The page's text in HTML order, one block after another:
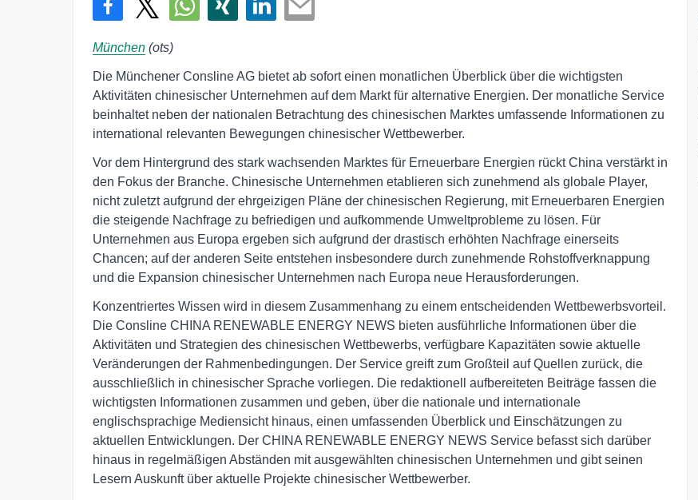
München (ots)
Die Münchener Consline AG bietet ab sofort einen monatlichen Überblick über die wichtigsten
Aktivitäten chinesischer Unternehmen auf dem Markt für alternative Energien. Der monatliche Service
beinhaltet neben der nationalen Betrachtung des chinesischen Marktes umfassende Informationen zu
international relevanten Bewegungen chinesischer Wettbewerber.
Vor dem Hintergrund des stark wachsenden Marktes für Erneuerbare Energien rückt China verstärkt in
den Fokus der Branche. Chinesische Unternehmen etablieren sich zunehmend als globale Player,
nicht zuletzt aufgrund der ehrgeizigen Pläne der chinesischen Regierung, mit Erneuerbaren Energien
die steigende Nachfrage zu befriedigen und aufkommende Umweltprobleme zu lösen. Für
Unternehmen aus Europa ergeben sich aufgrund der drastisch erhöhten Nachfrage einerseits
Chancen; auf der anderen Seite entstehen insbesondere durch zunehmende Rohstoffverknappung
und die Expansion chinesischer Unternehmen nach Europa neue Herausforderungen.
Konzentriertes Wissen wird in diesem Zusammenhang zu einem entscheidenden Wettbewerbsvorteil.
Die Consline CHINA RENEWABLE ENERGY NEWS bieten ausführliche Informationen über die
Aktivitäten und Strategien des chinesischen Wettbewerbs, verfügbare Kapazitäten sowie aktuelle
Veränderungen der Rahmenbedingungen. Der Service greift zum Großteil auf Quellen zurück, die
ausschließlich in chinesischer Sprache vorliegen. Die redaktionell aufbereiteten Beiträge fassen die
wichtigsten Informationen zusammen und geben, über die nationale und internationale
englischsprachige Mediensicht hinaus, einen umfassenden Überblick und Einschätzungen zu
aktuellen Entwicklungen. Der CHINA RENEWABLE ENERGY NEWS Service befasst sich darüber
hinaus in regelmäßigen Abständen mit ausgewählten chinesischen Unternehmen und gibt seinen
Lesern Auskunft über aktuelle Projekte chinesischer Wettbewerber.